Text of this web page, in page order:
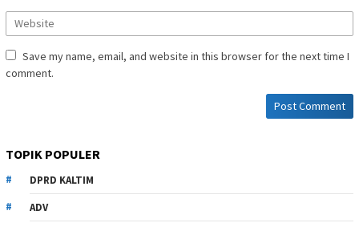
Save my name, email, and website in this browser for the next time I
comment.
TOPIK POPULER
DPRD KALTIM
ADV